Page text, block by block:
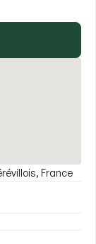
France